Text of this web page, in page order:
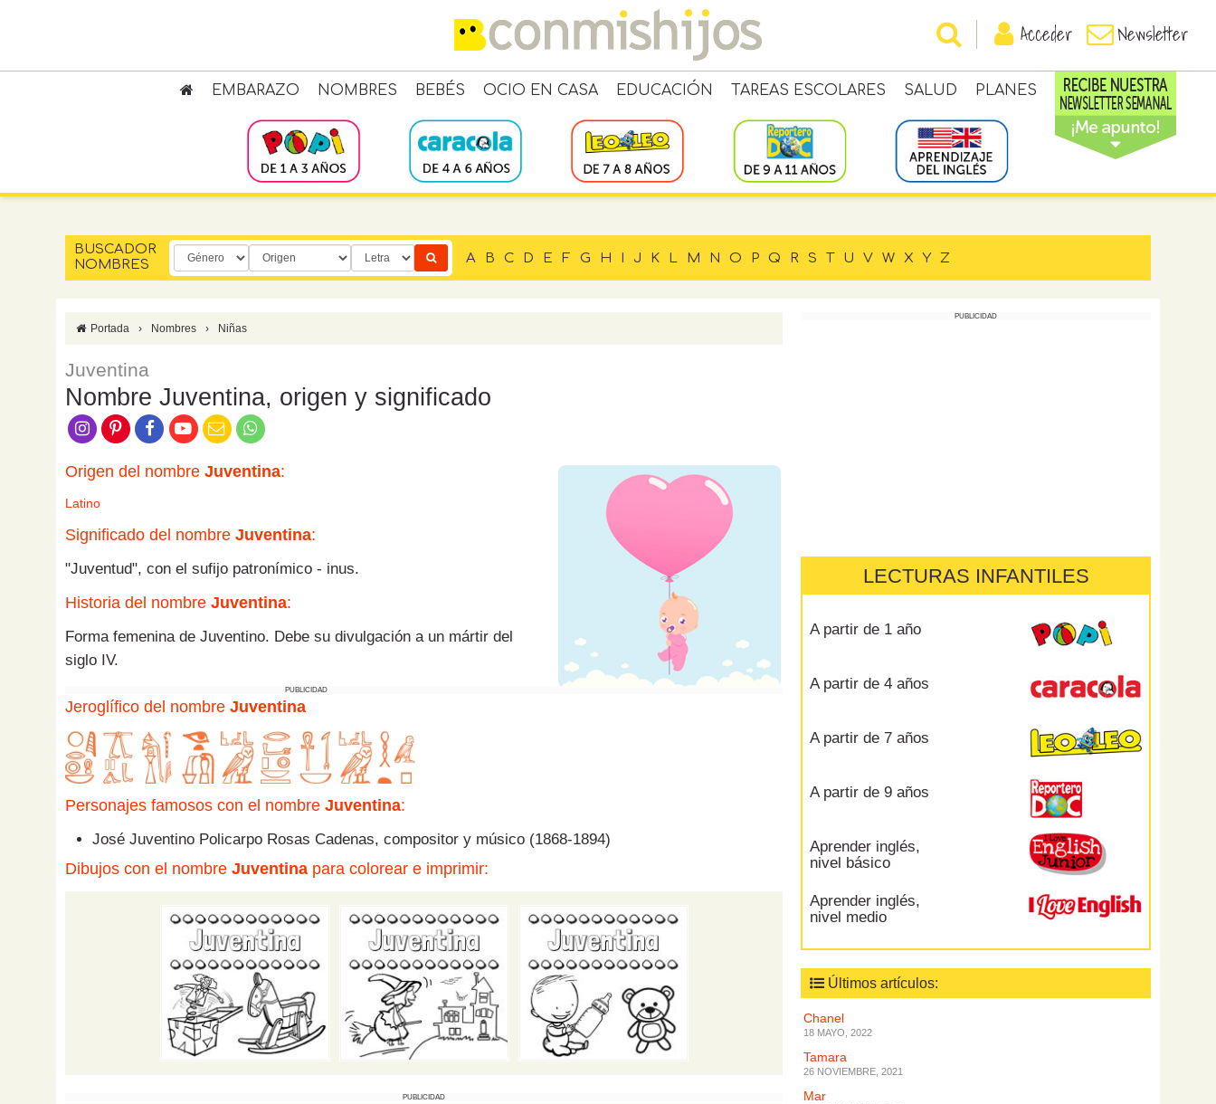
Acceder Newsletter
EMBARAZO NOMBRES BEBÉS OCIO EN CASA EDUCACIÓN TAREAS ESCOLARES SALUD PLANES
BUSCADOR
NOMBRES
A B C D E F G H I J K L M N O P Q R S T U V W X Y Z
Portada › Nombres › Niñas
Juventina
Nombre Juventina, origen y significado
Origen del nombre Juventina:
Latino
Significado del nombre Juventina:
"Juventud", con el sufijo patronímico - inus.
Historia del nombre Juventina:
Forma femenina de Juventino. Debe su divulgación a un mártir del
siglo IV.
PUBLICIDAD
Jeroglífico del nombre Juventina
Personajes famosos con el nombre Juventina:
José Juventino Policarpo Rosas Cadenas, compositor y músico (1868-1894)
Dibujos con el nombre Juventina para colorear e imprimir:
PUBLICIDAD
PUBLICIDAD
LECTURAS INFANTILES
A partir de 1 año
A partir de 4 años
A partir de 7 años
A partir de 9 años
Aprender inglés,
nivel básico
Aprender inglés,
nivel medio
Últimos artículos:
Chanel
18 MAYO, 2022
Tamara
26 NOVIEMBRE, 2021
Mar